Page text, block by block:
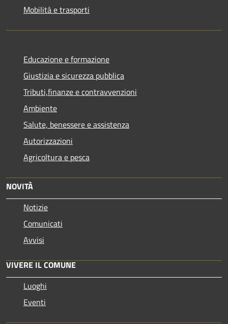
Mobilità e trasporti
Educazione e formazione
Giustizia e sicurezza pubblica
Tributi,finanze e contravvenzioni
Ambiente
Salute, benessere e assistenza
Autorizzazioni
Agricoltura e pesca
NOVITÀ
Notizie
Comunicati
Avvisi
VIVERE IL COMUNE
Luoghi
Eventi